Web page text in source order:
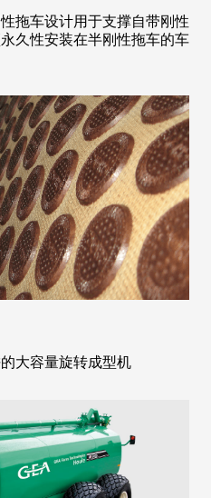
拖车设计用于支撑自带刚性
久性安装在半刚性拖车的车
大容量旋转成型机